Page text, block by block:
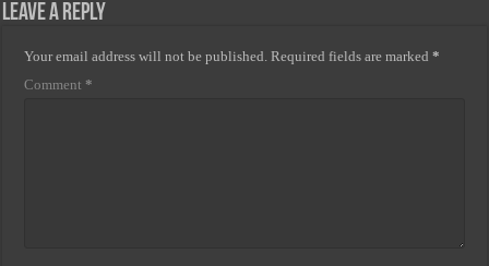
Leave a Reply
Your email address will not be published. Required fields are marked*
Comment *